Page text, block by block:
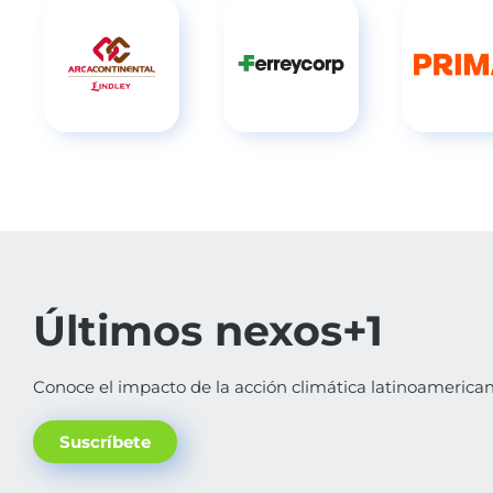
Últimos nexos+1
Conoce el impacto de la acción climática
Suscríbete